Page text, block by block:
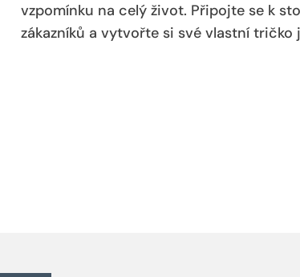
vzpomínku na celý život. Připojte se k
zákazníků a vytvořte si své vlastní tričko